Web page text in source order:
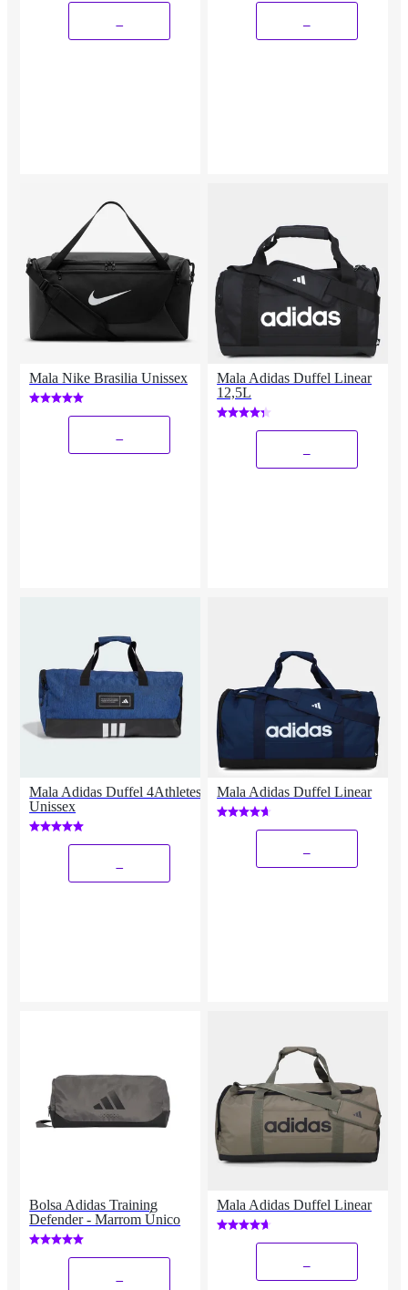
Mala Nike Brasilia Unissex
Mala Adidas Duffel Linear
12,5L
Mala Adidas Duffel 4Athletes
Unissex
Mala Adidas Duffel Linear
Bolsa Adidas Training
Defender - Marrom Único
Mala Adidas Duffel Linear